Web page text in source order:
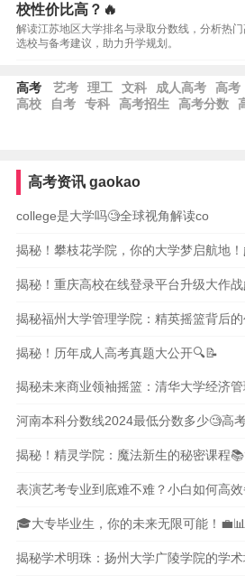
校性价比高？🔥
解读江苏地区大学排名与录取分数线，分析热
选校与备考建议，助力升学规划。
高考 艺考 理工 文科 成人高考 高考
高校
自考 专科 高考招生 高考分数
高考资讯 gaokao
college是大学吗🧐全球视角解读co
揭秘！攀枝花学院，你的大学梦启航地
揭秘！重庆高校在线登录平台升级大作
揭秘福州大学管理学院：精英摇篮背后
揭秘！历年成人高考真题大公开🔍📝
揭秘未来商业领袖摇篮：清华大学经济
河南本科分数线2024最低分数多少🧐高
揭秘！精灵学院：魔法新生的秘密课程
表演艺考专业到底难不难？小白如何高
🎓大专毕业生，你的未来无限可能！💼📊
揭秘学术明珠：扬州大学广陵学院的学术